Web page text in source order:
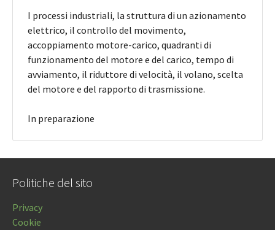
I processi industriali, la struttura di un azionamento
elettrico, il controllo del movimento,
accoppiamento motore-carico, quadranti di
funzionamento del motore e del carico, tempo di
avviamento, il riduttore di velocità, il volano, scelta
del motore e del rapporto di trasmissione.
In preparazione
Politiche del sito
Privacy
Cookie